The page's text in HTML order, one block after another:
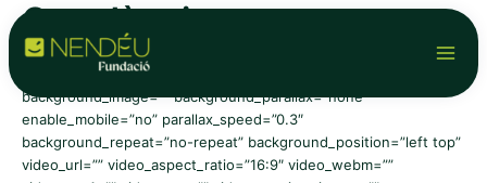
Vés
al
contingut
Main
Ortodòncia
[fusion_builder_container background_color=””
background_image=”” background_parallax=”none”
enable_mobile=”no” parallax_speed=”0.3″
background_repeat=”no-repeat” background_position=”left top”
video_url=”” video_aspect_ratio=”16:9″ video_webm=””